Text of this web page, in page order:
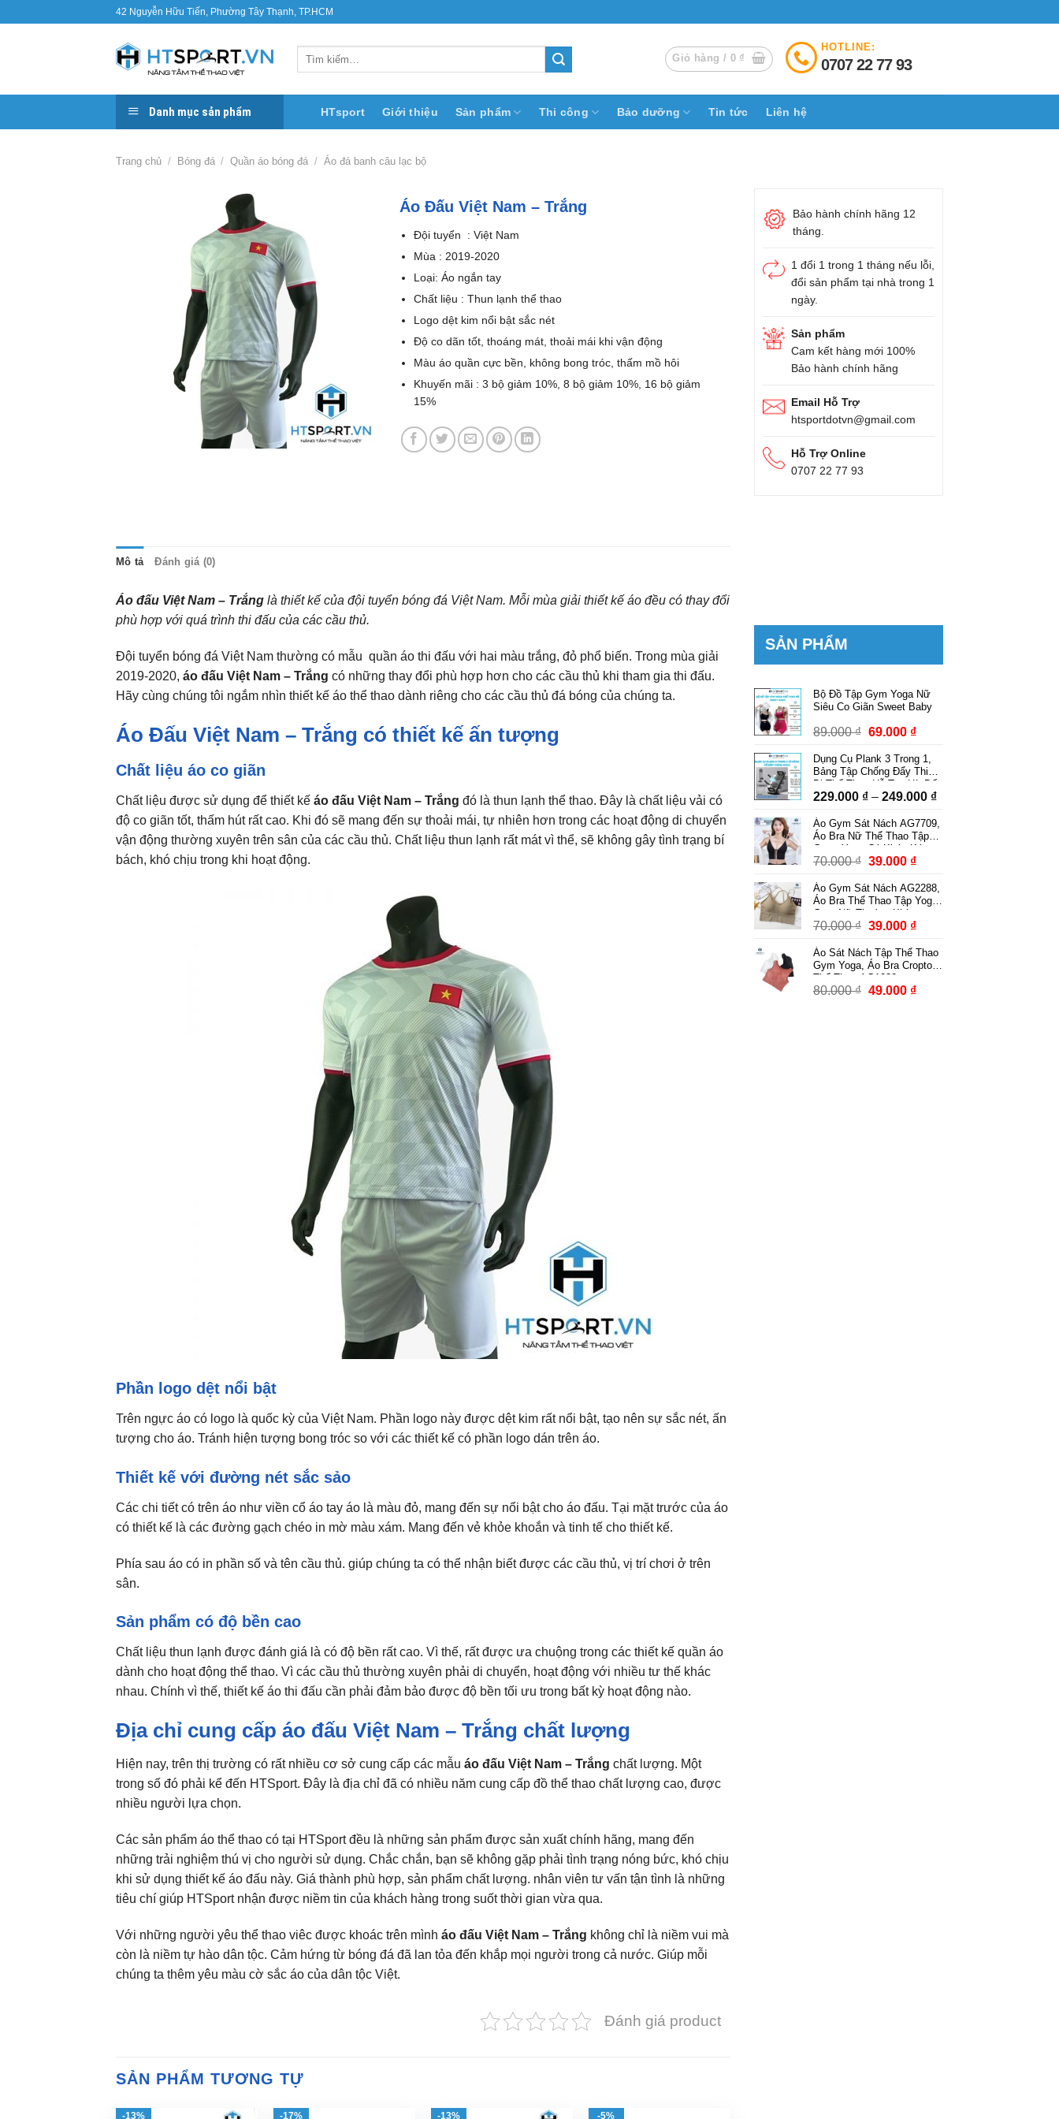
42 Nguyễn Hữu Tiến, Phường Tây Thạnh, TP.HCM
Giỏ hàng / 0 ₫
HOTLINE:
0707 22 77 93
Danh mục sản phẩm HTsport Giới thiệu Sản phẩm Thi công Bảo dưỡng Tin tức Liên hệ
Trang chủ / Bóng đá / Quần áo bóng đá / Áo đá banh câu lạc bộ
Áo Đấu Việt Nam – Trắng
Đội tuyển : Việt Nam
Mùa : 2019-2020
Loại: Áo ngắn tay
Chất liệu : Thun lạnh thể thao
Logo dệt kim nổi bật sắc nét
Độ co dãn tốt, thoáng mát, thoải mái khi vận động
Màu áo quần cực bền, không bong tróc, thấm mồ hôi
Khuyến mãi : 3 bộ giảm 10%, 8 bộ giảm 10%, 16 bộ giảm
15%
Bảo hành chính hãng 12
tháng.
1 đổi 1 trong 1 tháng nếu lỗi,
đổi sản phẩm tại nhà trong 1
ngày.
Sản phẩm
Cam kết hàng mới 100%
Bảo hành chính hãng
Email Hỗ Trợ
htsportdotvn@gmail.com
Hỗ Trợ Online
0707 22 77 93
Mô tả Đánh giá (0)
Áo đấu Việt Nam – Trắng là thiết kế của đội tuyển bóng đá Việt Nam. Mỗi mùa giải thiết kế áo đều có thay đổi
phù hợp với quá trình thi đấu của các cầu thủ.
Đội tuyển bóng đá Việt Nam thường có mẫu quần áo thi đấu với hai màu trắng, đỏ phổ biến. Trong mùa giải
2019-2020, áo đấu Việt Nam – Trắng có những thay đổi phù hợp hơn cho các cầu thủ khi tham gia thi đấu.
Hãy cùng chúng tôi ngắm nhìn thiết kế áo thể thao dành riêng cho các cầu thủ đá bóng của chúng ta.
Áo Đấu Việt Nam – Trắng có thiết kế ấn tượng
Chất liệu áo co giãn
Chất liệu được sử dụng để thiết kế áo đấu Việt Nam – Trắng đó là thun lạnh thể thao. Đây là chất liệu vải có
độ co giãn tốt, thấm hút rất cao. Khi đó sẽ mang đến sự thoải mái, tự nhiên hơn trong các hoạt động di chuyển
vận động thường xuyên trên sân của các cầu thủ. Chất liệu thun lạnh rất mát vì thể, sẽ không gây tình trạng bí
bách, khó chịu trong khi hoạt động.
Phần logo dệt nổi bật
Trên ngực áo có logo là quốc kỳ của Việt Nam. Phần logo này được dệt kim rất nổi bật, tạo nên sự sắc nét, ấn
tượng cho áo. Tránh hiện tượng bong tróc so với các thiết kế có phần logo dán trên áo.
Thiết kế với đường nét sắc sảo
Các chi tiết có trên áo như viền cổ áo tay áo là màu đỏ, mang đến sự nổi bật cho áo đấu. Tại mặt trước của áo
có thiết kế là các đường gạch chéo in mờ màu xám. Mang đến vẻ khỏe khoắn và tinh tế cho thiết kế.
Phía sau áo có in phần số và tên cầu thủ. giúp chúng ta có thể nhận biết được các cầu thủ, vị trí chơi ở trên
sân.
Sản phẩm có độ bền cao
Chất liệu thun lạnh được đánh giá là có độ bền rất cao. Vì thế, rất được ưa chuộng trong các thiết kế quần áo
dành cho hoạt động thể thao. Vì các cầu thủ thường xuyên phải di chuyển, hoạt động với nhiều tư thế khác
nhau. Chính vì thế, thiết kế áo thi đấu cần phải đảm bảo được độ bền tối ưu trong bất kỳ hoạt động nào.
Địa chỉ cung cấp áo đấu Việt Nam – Trắng chất lượng
Hiện nay, trên thị trường có rất nhiều cơ sở cung cấp các mẫu áo đấu Việt Nam – Trắng chất lượng. Một
trong số đó phải kể đến HTSport. Đây là địa chỉ đã có nhiều năm cung cấp đồ thể thao chất lượng cao, được
nhiều người lựa chọn.
Các sản phẩm áo thể thao có tại HTSport đều là những sản phẩm được sản xuất chính hãng, mang đến
những trải nghiệm thú vị cho người sử dụng. Chắc chắn, bạn sẽ không gặp phải tình trạng nóng bức, khó chịu
khi sử dụng thiết kế áo đấu này. Giá thành phù hợp, sản phẩm chất lượng. nhân viên tư vấn tận tình là những
tiêu chí giúp HTSport nhận được niềm tin của khách hàng trong suốt thời gian vừa qua.
Với những người yêu thể thao viêc được khoác trên mình áo đấu Việt Nam – Trắng không chỉ là niềm vui mà
còn là niềm tự hào dân tộc. Cảm hứng từ bóng đá đã lan tỏa đến khắp mọi người trong cả nước. Giúp mỗi
chúng ta thêm yêu màu cờ sắc áo của dân tộc Việt.
Đánh giá product
SẢN PHẨM TƯƠNG TỰ
-13% -17% -13% -5%
SẢN PHẨM
Bộ Đồ Tập Gym Yoga Nữ
Siêu Co Giãn Sweet Baby
89.000₫ Giá
là:
89.000 ₫.
69.000 ₫Giá
tại
là:
69.000 ₫.
Dụng Cụ Plank 3 Trong 1,
Bảng Tập Chống Đẩy Thiết
Bị Thể Thao Hỗ Trợ Hít Đất
Squat Tập Bụng Có Dây
229.000 ₫ – 249.000 ₫Khoảng
từ
Áo Gym Sát Nách AG7709,
Áo Bra Nữ Thể Thao Tập
Gym, Yoga Có Khóa Kéo
Kèm Mút Ngực Thời Trang
70.000₫ Giá
là:
70.000 ₫.
39.000 ₫Giá
tại
là:
39.000 ₫.
Áo Gym Sát Nách AG2288,
Áo Bra Thể Thao Tập Yoga
Gym Nữ Thoáng Khí
70.000₫ Giá
là:
70.000 ₫.
39.000 ₫Giá
tại
là:
39.000 ₫.
Áo Sát Nách Tập Thể Thao
Gym Yoga, Áo Bra Croptop
Thể Thao AG1932
80.000₫ Giá
49.000 ₫Giá